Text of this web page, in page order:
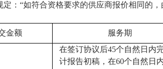
： “如符合资格要求的供应商报价相同的
金额
服务期
在签订协议后45个自然日内
计报告初稿，在60个自然日